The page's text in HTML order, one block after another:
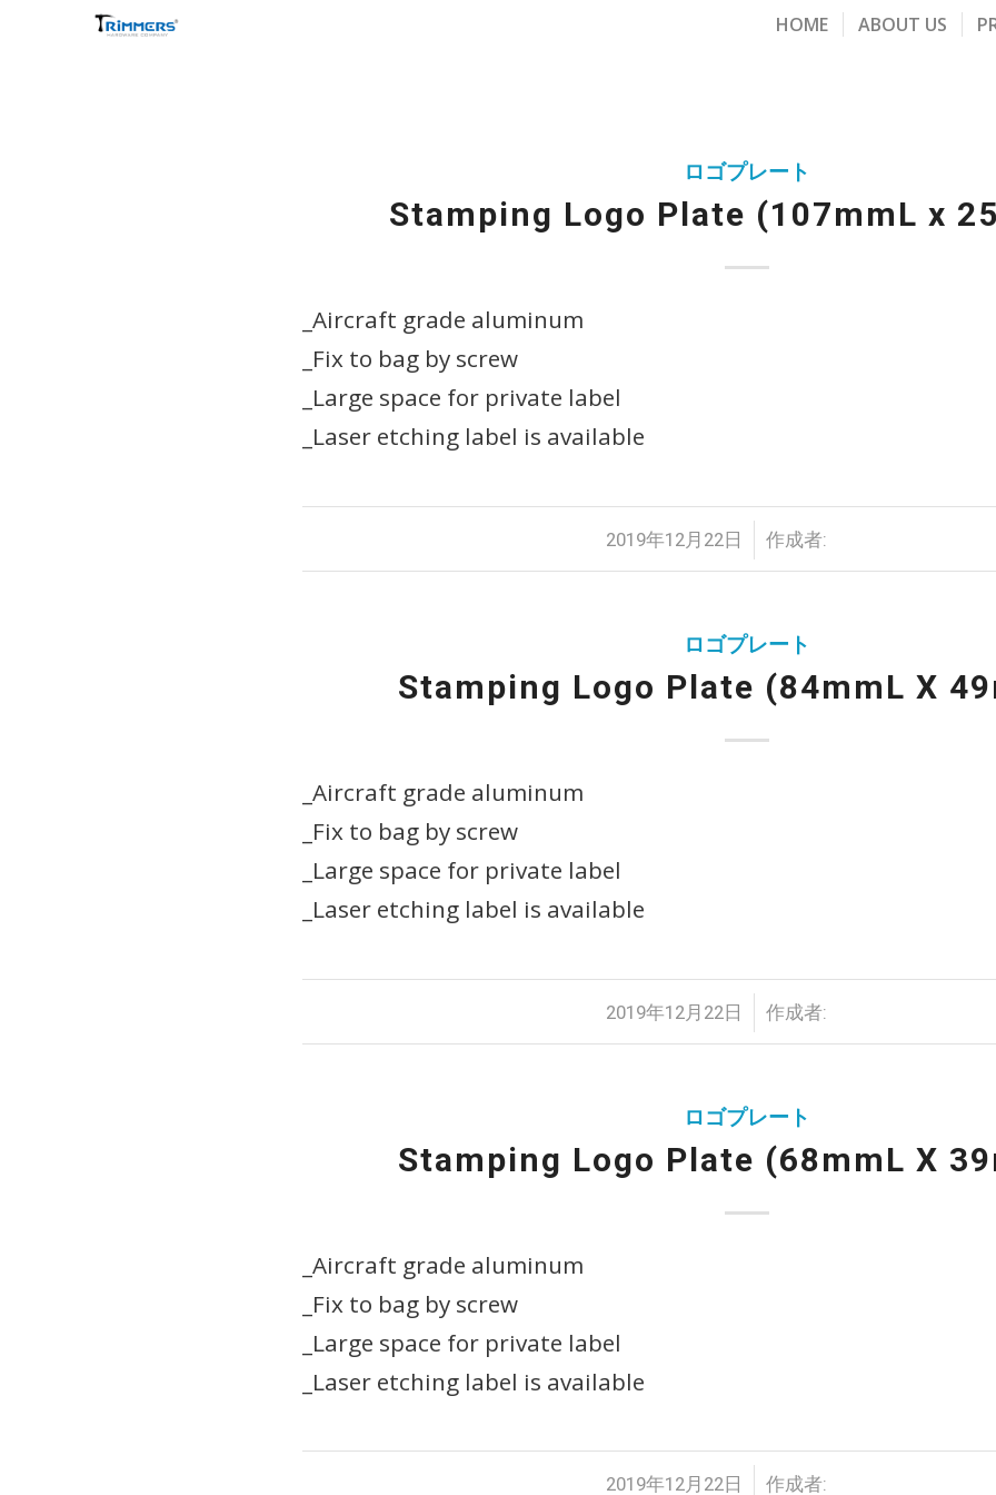
HOME ABOUT US
ロゴプレート
Stamping Logo Plate (107mmL x
_Aircraft grade aluminum
_Fix to bag by screw
_Large space for private label
_Laser etching label is available
2019年12月22日
/ 作成者:
ロゴプレート
Stamping Logo Plate (84mmL X
_Aircraft grade aluminum
_Fix to bag by screw
_Large space for private label
_Laser etching label is available
2019年12月22日
/ 作成者:
ロゴプレート
Stamping Logo Plate (68mmL X
_Aircraft grade aluminum
_Fix to bag by screw
_Large space for private label
_Laser etching label is available
2019年12月22日
/ 作成者: